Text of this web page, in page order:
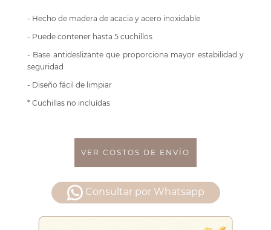
- Hecho de madera de acacia y acero inoxidable
- Puede contener hasta 5 cuchillos
- Base antideslizante que proporciona mayor estabilidad y
seguridad
- Diseño fácil de limpiar
* Cuchillas no incluídas
VER COSTOS DE ENVÍO
Consultar por Whatsapp